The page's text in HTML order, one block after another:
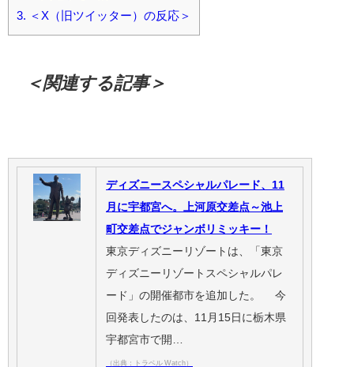
3.
＜X（旧ツイッター）の反応＞
＜関連する記事＞
ディズニースペシャルパレード、11
月に宇都宮へ。上河原交差点～池上
町交差点でジャンボリミッキー！
東京ディズニーリゾートは、「東京
ディズニーリゾートスペシャルパレ
ード」の開催都市を追加した。 今
回発表したのは、11月15日に栃木県
宇都宮市で開…
（出典：トラベル Watch）